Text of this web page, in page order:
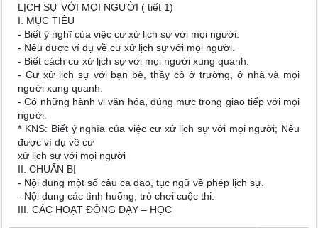
LỊCH SỰ VỚI MỌI NGƯỜI ( tiết 1)
I. MỤC TIÊU
- Biết ý nghĩ của việc cư xử lịch sự với mọi người.
- Nêu được ví dụ về cư xử lịch sự với mọi người.
- Biết cách cư xử lịch sự với mọi người xung quanh.
- Cư xử lịch sự với bạn bè, thầy cô ở trường, ở nhà và mọi
người xung quanh.
- Có những hành vi văn hóa, đúng mực trong giao tiếp với mọi
người.
* KNS: Biết ý nghĩa của việc cư xử lịch sự với mọi người; Nêu
được ví dụ về cư
xử lịch sự với mọi người
II. CHUẨN BỊ
- Nội dung một số câu ca dao, tục ngữ về phép lịch sự.
- Nội dung các tình huống, trò chơi cuộc thi.
III. CÁC HOẠT ĐỘNG DẠY – HỌC